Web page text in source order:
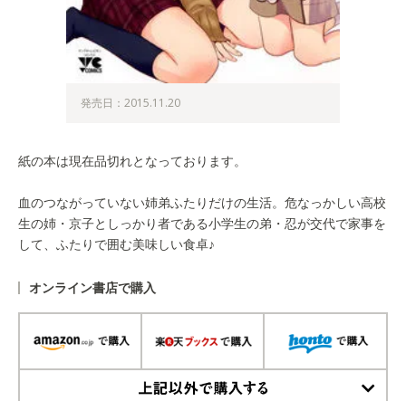
発売日：2015.11.20
紙の本は現在品切れとなっております。
血のつながっていない姉弟ふたりだけの生活。危なっかしい高校
生の姉・京子としっかり者である小学生の弟・忍が交代で家事を
して、ふたりで囲む美味しい食卓♪
オンライン書店で購入